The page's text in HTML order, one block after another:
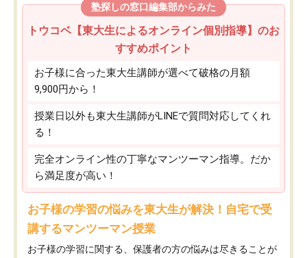
塾探しの窓口編集部からみた
トウコベ【東大生によるオンライン個別指導】のお
すすめポイント
お子様に合った東大生講師が選べて破格の月額
9,900円から！
授業日以外も東大生講師がLINEで質問対応してくれ
る！
完全オンライン性の丁寧なマンツーマン指導。だか
ら満足度が高い！
お子様の学習の悩みを東大生が解決！自宅で受
講するマンツーマン授業
お子様の学習に関する、保護者の方の悩みは尽きることが